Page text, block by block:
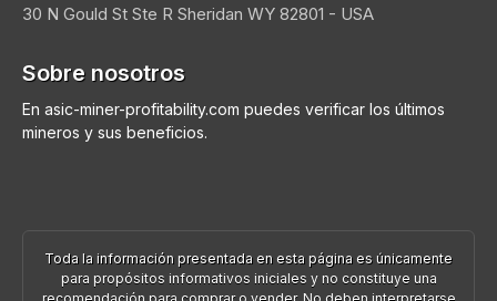
30 N Gould St Ste R Sheridan WY 82801 - USA
Sobre nosotros
En asic-miner-profitability.com puedes verificar los últimos
mineros y sus beneficios.
Toda la información presentada en esta página es únicamente
para propósitos informativos iniciales y no constituye una